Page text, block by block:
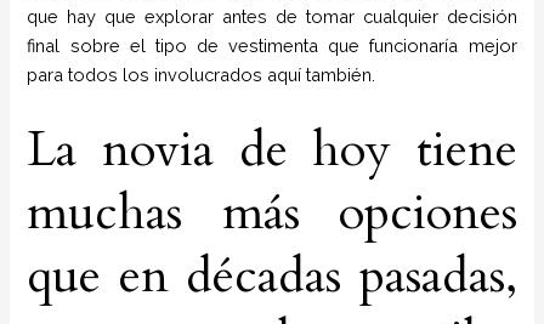
que hay que explorar antes de tomar cualquier decisión
final sobre el tipo de vestimenta que funcionaría mejor
para todos los involucrados aquí también.
La novia de hoy tiene
muchas más opciones
que en décadas pasadas,